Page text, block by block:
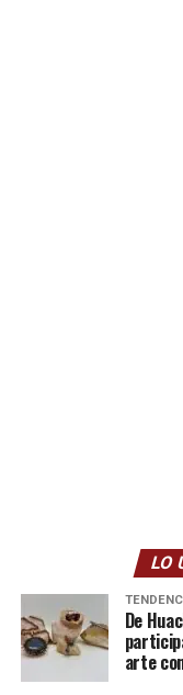
LO
De
arte